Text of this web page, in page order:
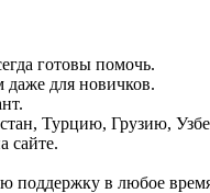
готовы помочь.
даже для новичков.
Турцию, Грузию,
сайте.
поддержку в любое